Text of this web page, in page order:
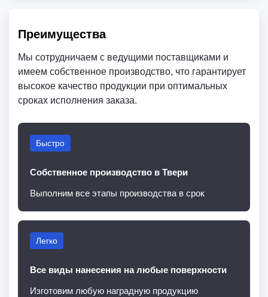
Преимущества
Мы сотрудничаем с ведущими поставщиками и
имеем собственное производство, что гарантирует
высокое качество продукции при оптимальных
сроках исполнения заказа.
Быстро
Собственное производство в Твери
Выполним все этапы производства в срок
Легко
Все виды нанесения на любые поверхности
Изготовим любую наградную продукцию